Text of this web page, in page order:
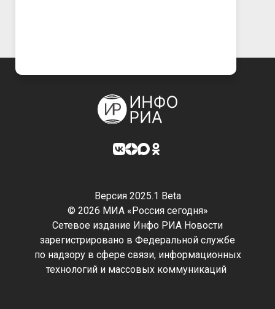
Версия 2025.1 Beta
© 2026 МИА «Россия сегодня»
Сетевое издание Инфо РИА Новости
зарегистрировано в Федеральной службе
по надзору в сфере связи, информационных
технологий и массовых коммуникаций